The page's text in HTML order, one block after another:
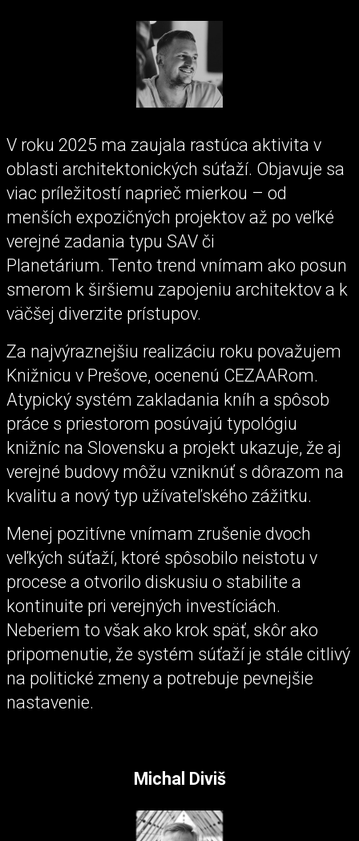
V roku 2025 ma zaujala rastúca aktivita v
oblasti architektonických súťaží. Objavuje sa
viac príležitostí naprieč mierkou – od
menších expozičných projektov až po veľké
verejné zadania typu SAV či
Planetárium. Tento trend vnímam ako posun
smerom k širšiemu zapojeniu architektov a k
väčšej diverzite prístupov.
Za najvýraznejšiu realizáciu roku považujem
Knižnicu v Prešove, ocenenú CEZAARom.
Atypický systém zakladania kníh a spôsob
práce s priestorom posúvajú typológiu
knižníc na Slovensku a projekt ukazuje, že aj
verejné budovy môžu vzniknúť s dôrazom na
kvalitu a nový typ užívateľského zážitku.
Menej pozitívne vnímam zrušenie dvoch
veľkých súťaží, ktoré spôsobilo neistotu v
procese a otvorilo diskusiu o stabilite a
kontinuite pri verejných investíciách.
Neberiem to však ako krok späť, skôr ako
pripomenutie, že systém súťaží je stále citlivý
na politické zmeny a potrebuje pevnejšie
nastavenie.
Michal Diviš